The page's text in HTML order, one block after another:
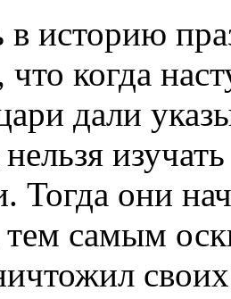
в историю
что когда
дали
Тогда они
самым